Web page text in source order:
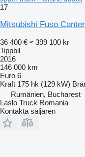
17
Mitsubishi Fuso
36 400 € ≈ 399 100 kr
Tippbil
2016
146 000 km
Euro 6
Kraft 175 hk (129 kW)
Rumänien, Bucharest
Laslo Truck Romania
Kontakta säljaren